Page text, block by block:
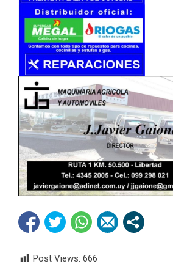
Post Views: 666